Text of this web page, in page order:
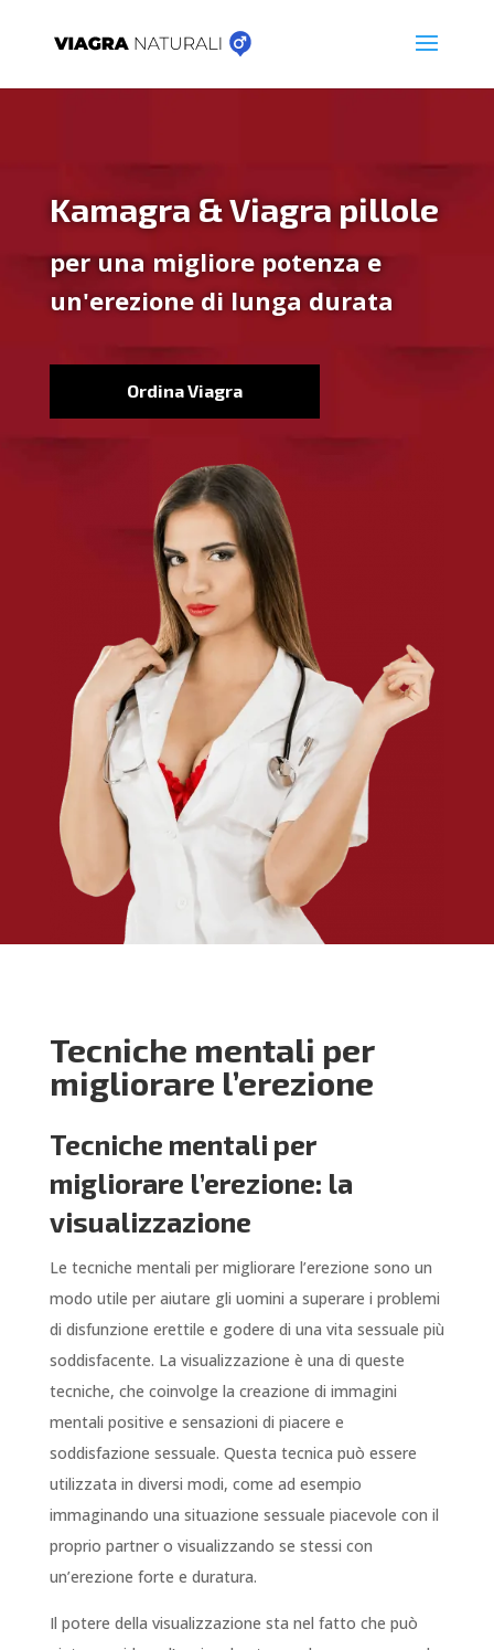
Kamagra & Viagra pillole
per una migliore potenza e
un'erezione di lunga durata
Ordina Viagra
Tecniche mentali per
migliorare l’erezione
Tecniche mentali per
migliorare l’erezione: la
visualizzazione
Le tecniche mentali per migliorare l’erezione sono un
modo utile per aiutare gli uomini a superare i problemi
di disfunzione erettile e godere di una vita sessuale più
soddisfacente. La visualizzazione è una di queste
tecniche, che coinvolge la creazione di immagini
mentali positive e sensazioni di piacere e
soddisfazione sessuale. Questa tecnica può essere
utilizzata in diversi modi, come ad esempio
immaginando una situazione sessuale piacevole con il
proprio partner o visualizzando se stessi con
un’erezione forte e duratura.
Il potere della visualizzazione sta nel fatto che può